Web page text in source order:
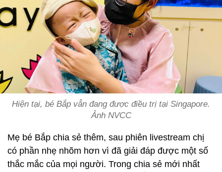
Hiện tại, bé Bắp vẫn đang được điều trị tại Singapore.
Ảnh NVCC
Mẹ bé Bắp chia sẻ thêm, sau phiên livestream chị
có phần nhẹ nhõm hơn vì đã giải đáp được một số
thắc mắc của mọi người. Trong chia sẻ mới nhất